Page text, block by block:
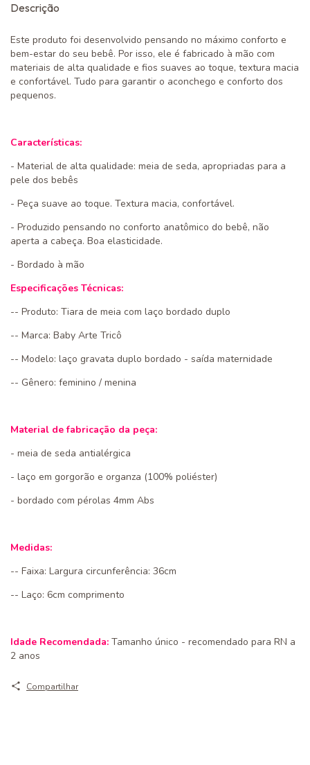
Descrição
Este produto foi desenvolvido pensando no máximo conforto e
bem-estar do seu bebê. Por isso, ele é fabricado à mão com
materiais de alta qualidade e fios suaves ao toque, textura macia
e confortável. Tudo para garantir o aconchego e conforto dos
pequenos.
Características:
- Material de alta qualidade: meia de seda, apropriadas para a
pele dos bebês
- Peça suave ao toque. Textura macia, confortável.
- Produzido pensando no conforto anatômico do bebê, não
aperta a cabeça. Boa elasticidade.
- Bordado à mão
Especificações Técnicas:
-- Produto: Tiara de meia com laço bordado duplo
-- Marca: Baby Arte Tricô
-- Modelo: laço gravata duplo bordado - saída maternidade
-- Gênero: feminino / menina
Material de fabricação da peça:
- meia de seda antialérgica
- laço em gorgorão e organza (100% poliéster)
- bordado com pérolas 4mm Abs
Medidas:
-- Faixa: Largura circunferência: 36cm
-- Laço: 6cm comprimento
Idade Recomendada: Tamanho único - recomendado para RN a
2 anos
Compartilhar